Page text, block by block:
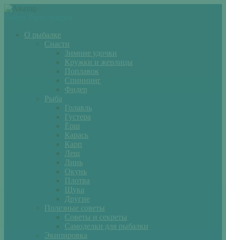
О рыбалке
Снасти
Зимние удочки
Кружки и жерлицы
Поплавок
Спиннинг
Фидер
Рыба
Голавль
Густера
Ёрш
Карась
Карп
Лещ
Линь
Окунь
Плотва
Щука
Другие
Полезные советы
Советы и секреты
Самоделки для рыбалки
Экипировка